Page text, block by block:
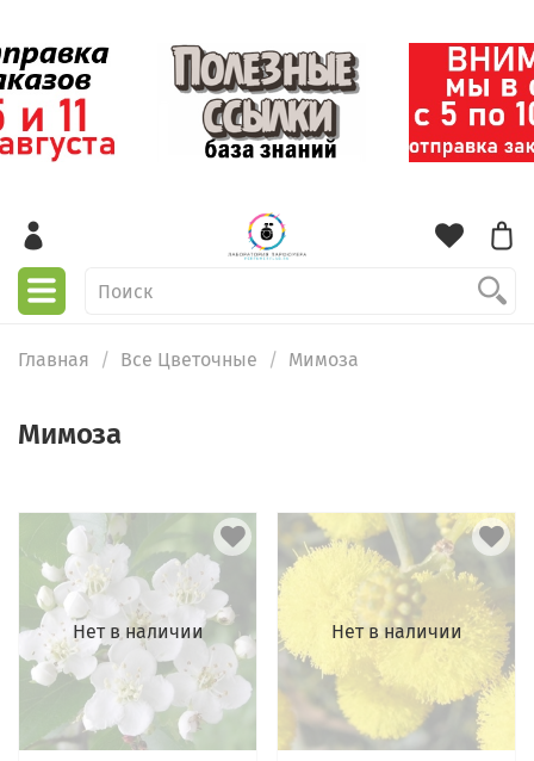
Главная Все Цветочные Мимоза
Мимоза
Нет в наличии Нет в наличии